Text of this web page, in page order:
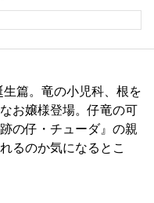
篇。竜の小児科、根を
お嬢様登場。仔竜の可
の仔・チューダ』の親
るのか気になるとこ